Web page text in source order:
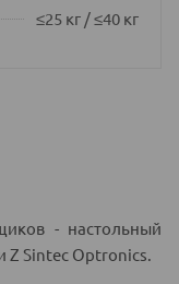
≤25 кг / ≤40 кг
- настольный
Sintec Optronics.